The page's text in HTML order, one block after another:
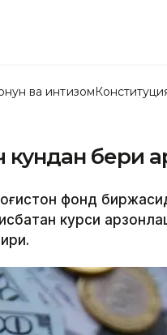
ва интизом
кундан бери
фонд
курси